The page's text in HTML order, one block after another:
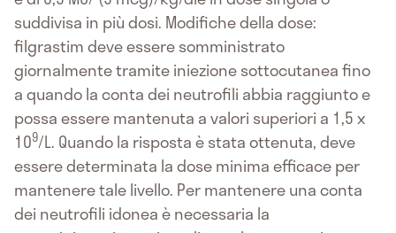
suddivisa in più dosi. Modifiche della dose:
filgrastim deve essere somministrato
giornalmente tramite iniezione sottocutanea fino
a quando la conta dei neutrofili abbia raggiunto e
possa essere mantenuta a valori superiori a 1,5 x
109/L. Quando la risposta è stata ottenuta, deve
essere determinata la dose minima efficace per
mantenere tale livello. Per mantenere una conta
dei neutrofili idonea è necessaria la